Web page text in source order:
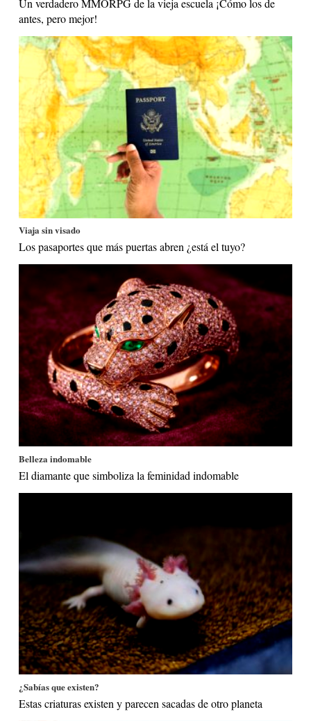
Un verdadero MMORPG de la vieja escuela ¡Cómo los de
antes, pero mejor!
Viaja sin visado
Los pasaportes que más puertas abren ¿está el tuyo?
Belleza indomable
El diamante que simboliza la feminidad indomable
¿Sabías que existen?
Estas criaturas existen y parecen sacadas de otro planeta